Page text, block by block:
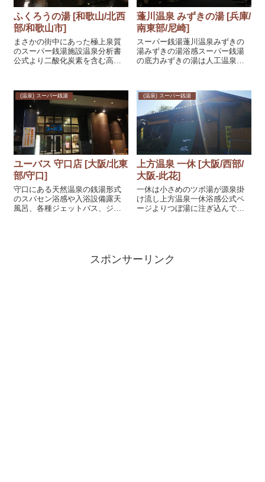
ふくろうの湯 [和歌山/北西
部/和歌山市]
まさかの街中にあった極上泉質
のスーパー銭湯施設温泉分析書
公式より二酸化炭素を含む高張
能が期待されそう。浴感や入浴
設備36度の源泉掛け流しぬる湯
が１番の売りです。見た目は茶
系の濁りあり、...
蓬川温泉 みずきの湯 [兵庫/
南東部/尼崎]
スーパー銭湯蓬川温泉みずきの
湯みずきの湯浴感スーパー銭湯
の底力みずきの湯は人工温泉に
も人工炭酸泉が素晴らしいで
す。大きさもさることながら、
炭酸が超強力で入浴してすぐさ
ま全身が気泡で埋め...
(温泉) スーパー銭湯
ユーバス 守口店 [大阪/北東
部/守口]
守口にある天然温泉の銭湯形式
のスパセン浴感や入浴設備露天
風呂、各種ジェットバス、ジャ
格ですと内湯のみになっていま
(温泉) スーパー銭湯
上方温泉 一休 [大阪/西部/
大阪-此花]
一休は小さめのツボ湯が源泉掛
け流し上方温泉一休浴感公式ペ
ージよりつぼ湯に注ぎ込んでい
る。ぬる湯だけ、熱湯だけとい
うのは飽き...
スポンサーリンク